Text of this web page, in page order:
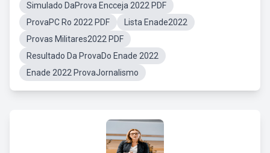
Simulado DaProva Encceja 2022 PDF
ProvaPC Ro 2022 PDF
Lista Enade2022
Provas Militares2022 PDF
Resultado Da ProvaDo Enade 2022
Enade 2022 ProvaJornalismo